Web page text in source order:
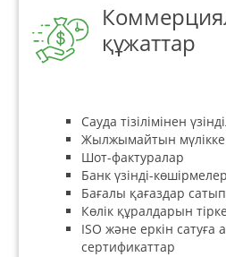
құжаттар
Сауда тізілімінен
Жылжымайтын мүлікке
Шот-фактуралар
Банк үзінді-
Бағалы қағаздар
Көлік құралдарын
ISO және еркін сатуға
сертификаттар